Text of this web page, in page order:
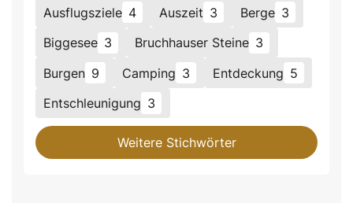
Ausflugsziele 4 Auszeit 3 Berge 3
Biggesee 3 Bruchhauser Steine 3
Burgen 9 Camping 3 Entdeckung 5
Entschleunigung 3
Weitere Stichwörter